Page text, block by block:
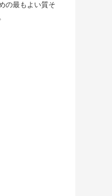
の最もよい質そ